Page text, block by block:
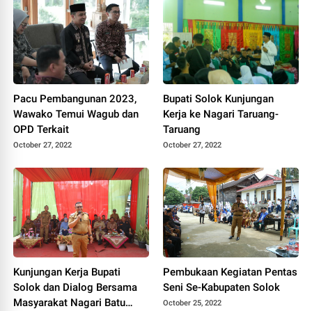
Pacu Pembangunan 2023,
Wawako Temui Wagub dan
OPD Terkait
October 27, 2022
Bupati Solok Kunjungan
Kerja ke Nagari Taruang-
Taruang
October 27, 2022
Kunjungan Kerja Bupati
Solok dan Dialog Bersama
Masyarakat Nagari Batu
Pembukaan Kegiatan Pentas
Seni Se-Kabupaten Solok
October 25, 2022